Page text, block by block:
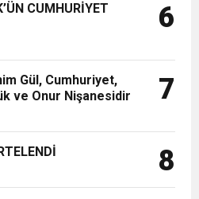
CUMHURİYET
6
Gül, Cumhuriyet,
ve Onur Nişanesidir
7
8